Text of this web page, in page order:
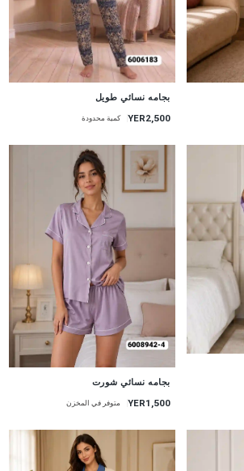
بجامه نسائي طويل
YER2,500 كمية محدودة
بجامه نسائي شورت
YER1,500 متوفر في المخزن